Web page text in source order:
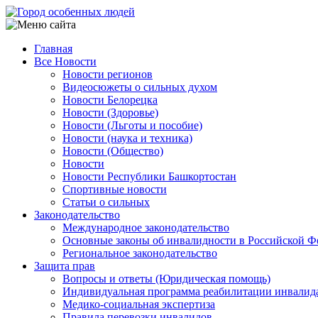
Перейти
к
содержанию
Main
navigation
Главная
Все Новости
Новости регионов
Видеосюжеты о сильных духом
Новости Белорецка
Новости (Здоровье)
Новости (Льготы и пособие)
Новости (наука и техника)
Новости (Общество)
Новости
Новости Республики Башкортостан
Спортивные новости
Статьи о сильных
Законодательство
Международное законодательство
Основные законы об инвалидности в Российской
Региональное законодательство
Защита прав
Вопросы и ответы (Юридическая помощь)
Индивидуальная программа реабилитации
Медико-социальная экспертиза